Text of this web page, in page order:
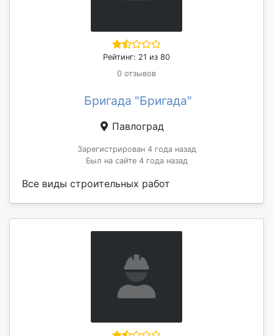
Рейтинг: 21 из 80
0 отзывов
Бригада "Бригада"
Павлоград
Зарегистрирован 4 года назад
Был на сайте 4 года назад
Все виды строительных работ